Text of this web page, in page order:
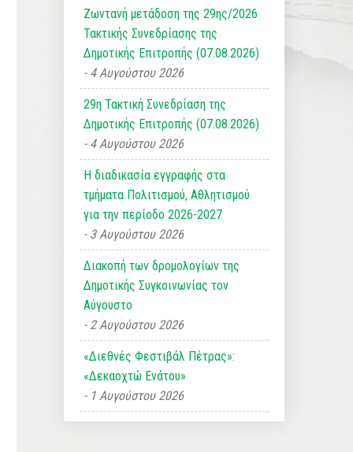
Ζωντανή μετάδοση της 29ης/2026
Τακτικής Συνεδρίασης της
Δημοτικής Επιτροπής (07.08.2026)
4 Αυγούστου 2026
29η Τακτική Συνεδρίαση της
Δημοτικής Επιτροπής (07.08.2026)
4 Αυγούστου 2026
Η διαδικασία εγγραφής στα
τμήματα Πολιτισμού, Αθλητισμού
για την περίοδο 2026-2027
3 Αυγούστου 2026
Διακοπή των δρομολογίων της
Δημοτικής Συγκοινωνίας τον
Αύγουστο
2 Αυγούστου 2026
«Διεθνές Φεστιβάλ Πέτρας»:
«Δεκαοχτώ Ενάτου»
1 Αυγούστου 2026